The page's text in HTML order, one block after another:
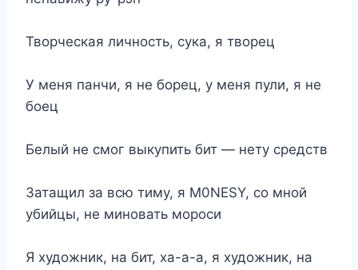
Творческая личность, сука, я творец
У меня панчи, я не борец, у меня пули, я не
боец
Белый не смог выкупить бит — нету средств
Затащил за всю тиму, я M0NESY, со мной
убийцы, не миновать мороси
Я художник, на бит, ха-а-а, я художник, на